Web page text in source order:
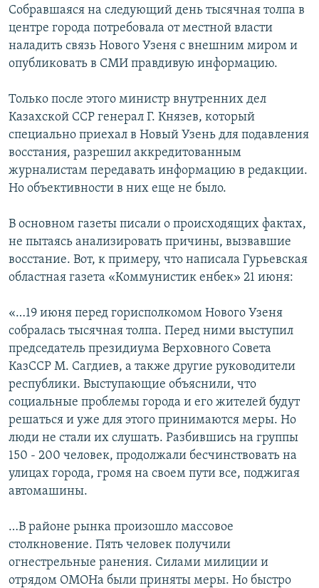
Собравшаяся на следующий день тысячная толпа в
центре города потребовала от местной власти
наладить связь Нового Узеня с внешним миром и
опубликовать в СМИ правдивую информацию.
Только после этого министр внутренних дел
Казахской ССР генерал Г. Князев, который
специально приехал в Новый Узень для подавления
восстания, разрешил аккредитованным
журналистам передавать информацию в редакции.
Но объективности в них еще не было.
В основном газеты писали о происходящих фактах,
не пытаясь анализировать причины, вызвавшие
восстание. Вот, к примеру, что написала Гурьевская
областная газета «Коммунистик енбек» 21 июня:
«…19 июня перед горисполкомом Нового Узеня
собралась тысячная толпа. Перед ними выступил
председатель президиума Верховного Совета
КазССР М. Сагдиев, а также другие руководители
республики. Выступающие объяснили, что
социальные проблемы города и его жителей будут
решаться и уже для этого принимаются меры. Но
люди не стали их слушать. Разбившись на группы
150 - 200 человек, продолжали бесчинствовать на
улицах города, громя на своем пути все, поджигая
автомашины.
…В районе рынка произошло массовое
столкновение. Пять человек получили
огнестрельные ранения. Силами милиции и
отрядом ОМОНа были приняты меры. Но быстро